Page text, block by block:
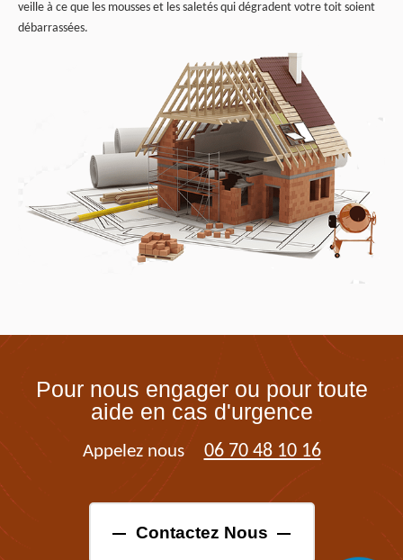
veille à ce que les mousses et les saletés qui dégradent votre toit soient
débarrassées.
Pour nous engager ou pour toute
aide en cas d'urgence
Appelez nous 06 70 48 10 16
Contactez Nous